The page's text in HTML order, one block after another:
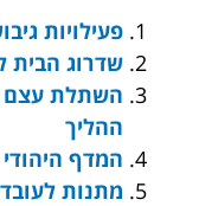
פעילויות
שדרוג הבית
השתלת עצם
ההליך
המדף היהודי
מתנות